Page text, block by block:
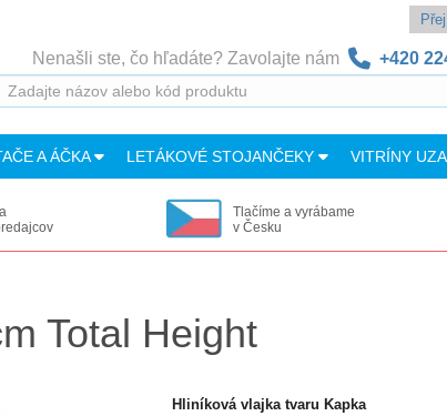
Nenašli ste, čo hľadáte? Zavolajte nám +420
A ÁČKA LETÁKOVÉ STOJANČEKY VITRÍNY
Tlačíme a vyrábame
v Česku
Total Height
Hliníková vlajka tvaru Kapka